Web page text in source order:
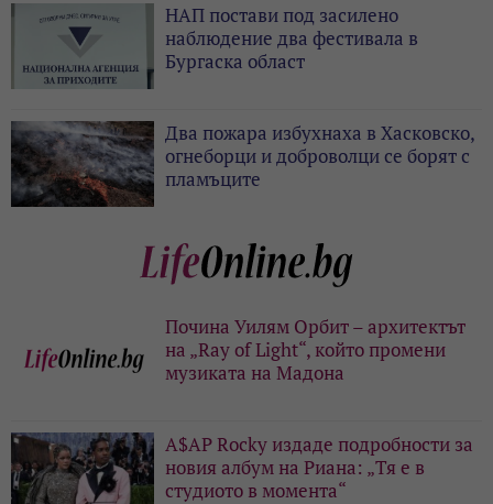
НАП постави под засилено
наблюдение два фестивала в
Бургаска област
Два пожара избухнаха в Хасковско,
огнеборци и доброволци се борят с
пламъците
Почина Уилям Орбит – архитектът
на „Ray of Light“, който промени
музиката на Мадона
A$AP Rocky издаде подробности за
новия албум на Риана: „Тя е в
студиото в момента“